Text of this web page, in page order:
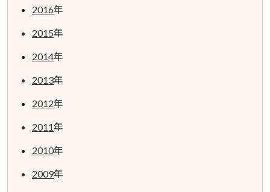
2016年
2015年
2014年
2013年
2012年
2011年
2010年
2009年